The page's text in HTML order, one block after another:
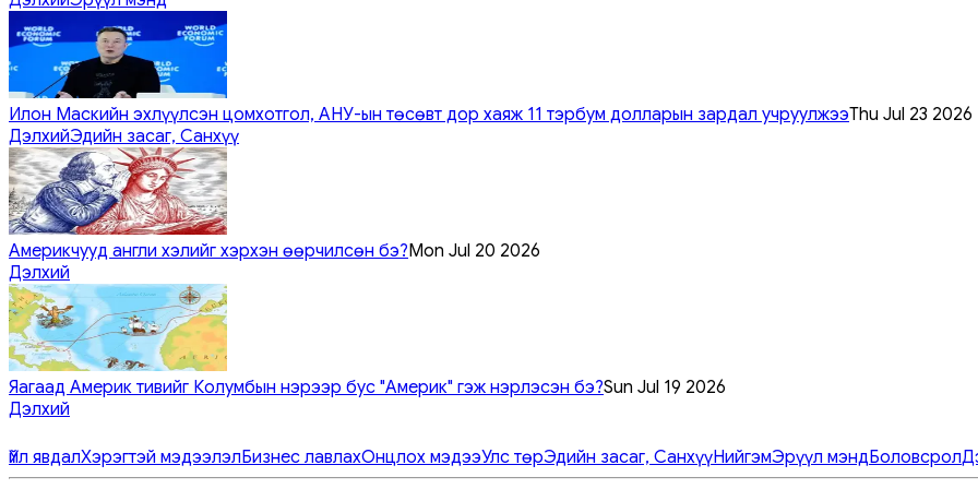
Илон Маскийн эхлүүлсэн цомхотгол, АНУ-ын төсөвт дор хаяж 11 тэрбум долларын зардал учруулжээThu Jul 23 2026
ДэлхийЭдийн засаг, Санхүү
Америкчууд англи хэлийг хэрхэн өөрчилсөн бэ?Mon Jul 20 2026
Дэлхий
Яагаад Америк тивийг Колумбын нэрээр бус "Америк" гэж нэрлэсэн бэ?Sun Jul 19 2026
Дэлхий
Үйл явдалХэрэгтэй мэдээлэлБизнес лавлахОнцлох мэдээУлс төрЭдийн засаг, СанхүүНийгэмЭрүүл мэндБоловсрол